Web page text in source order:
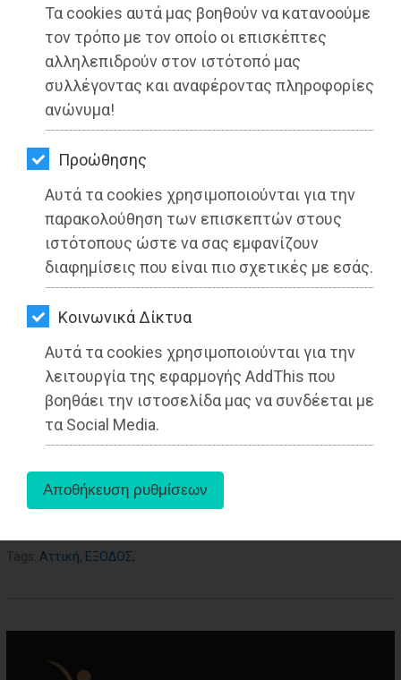
Τα cookies αυτά μας βοηθούν να κατανοούμε
τον τρόπο με τον οποίο οι επισκέπτες
αλληλεπιδρούν στον ιστότοπό μας
συλλέγοντας και αναφέροντας πληροφορίες
ανώνυμα!
Προώθησης
Αυτά τα cookies χρησιμοποιούνται για την
παρακολούθηση των επισκεπτών στους
ιστότοπους ώστε να σας εμφανίζουν
διαφημίσεις που είναι πιο σχετικές με εσάς.
Kοινωνικά Δίκτυα
Αυτά τα cookies χρησιμοποιούνται για την
λειτουργία της εφαρμογής AddThis που
βοηθάει την ιστοσελίδα μας να συνδέεται με
τα Social Media.
ΤΑΞΙΔΙΑ
ΕΞΟΔΟΣ
ΠΕΡΙΒΑΛΛΟΝ
ΚΑΤΟΙΚΙΔΙΟ
ΑΓΓΕΛΙΕΣ
ΕΦΗΜΕΡΙΔΕΣ
OΔΗΓΟΣ
ΑΓΟΡΑΣ
ΨΙΘΥΡΟΙ
ΑΠΟΣΤΟΛΗ
ΑΡΘΡΩΝ
Τιμητική βράβευση Λιβαθινού από
την ΠΑΕ Παναθηναϊκός
Διαβάστηκε 5971 φορές
Από τo Dimotisnews
aboutus
Tags: Αττική, EΞΟΔΟΣ,